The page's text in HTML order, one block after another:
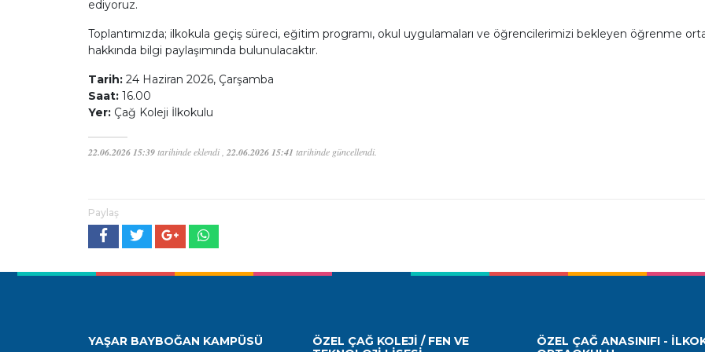
ediyoruz.
Toplantımızda; ilkokula geçiş süreci, eğitim programı, okul uygulamaları ve öğrencilerimizi bekleyen öğrenme
hakkında bilgi paylaşımında bulunulacaktır.
Tarih: 24 Haziran 2026, Çarşamba
Saat: 16.00
Yer: Çağ Koleji İlkokulu
22.06.2026 15:39tarihinde eklendi , 22.06.2026 15:41 tarihinde güncellendi.
Paylaş
YAŞAR BAYBOĞAN KAMPÜSÜ
ÖZEL ÇAĞ KOLEJİ / FEN VE
ÖZEL ÇAĞ ANASINIFI -